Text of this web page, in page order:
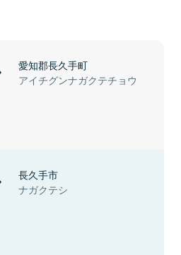
愛知郡長久手町
アイチグンナガクテチョウ
長久手市
ナガクテシ